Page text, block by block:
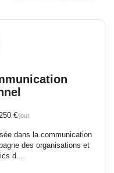
€/jour
dans la communication
des organisations et
d...